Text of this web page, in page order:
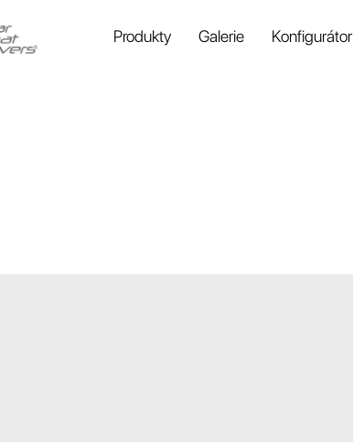
Produkty Galerie Konfigurátor